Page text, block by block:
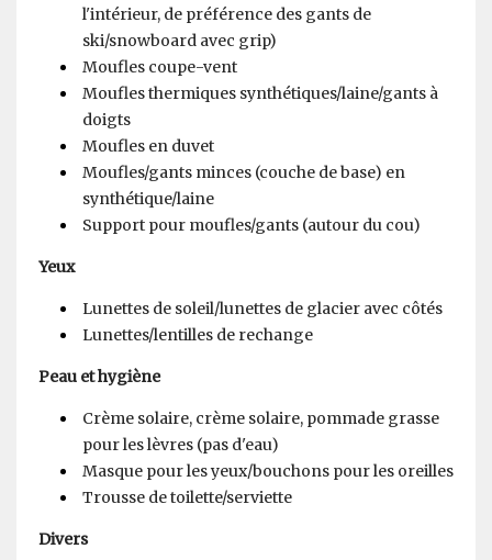
l'intérieur, de préférence des gants de
ski/snowboard avec grip)
Moufles coupe-vent
Moufles thermiques synthétiques/laine/gants à
doigts
Moufles en duvet
Moufles/gants minces (couche de base) en
synthétique/laine
Support pour moufles/gants (autour du cou)
Yeux
Lunettes de soleil/lunettes de glacier avec côtés
Lunettes/lentilles de rechange
Peau et hygiène
Crème solaire, crème solaire, pommade grasse
pour les lèvres (pas d'eau)
Masque pour les yeux/bouchons pour les oreilles
Trousse de toilette/serviette
Divers